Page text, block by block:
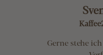
Gerne stehe